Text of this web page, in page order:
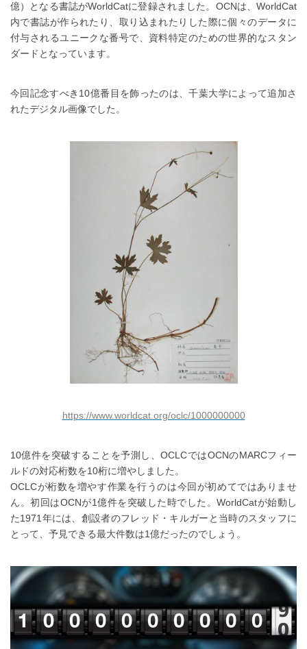
億）となる書誌がWorldCatに登録されました。OCNは、WorldCat
内で書誌が作られたり、取り込まれたりした際に個々のデータに
付与されるユニークな番号で、資料特定のための世界的なスタン
ダードとなっています。
今回記念すべき10億番目を飾ったのは、千葉大学によって追加さ
れたデジタル画像でした。
https://www.worldcat.org/oclc/1000000000
10億件を突破することを予測し、OCLCではOCNのMARCフィー
ルドの対応桁数を10桁に増やしました。
OCLCが桁数を増やす作業を行うのは今回が初めてではありませ
ん。初回はOCNが1億件を突破した時でした。WorldCatが始動し
た1971年には、創設者のフレッド・キルガーと当時のスタッフに
とって、予見できる最大件数は1億だったのでしょう。